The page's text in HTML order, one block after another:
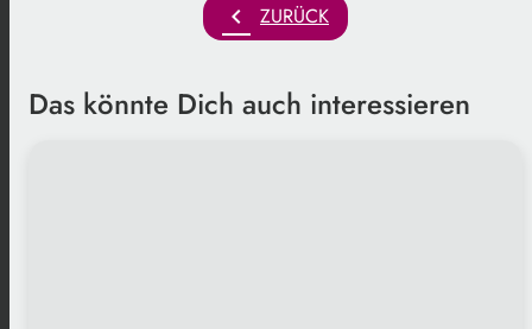
chevron_left ZURÜCK
Das könnte Dich auch interessieren